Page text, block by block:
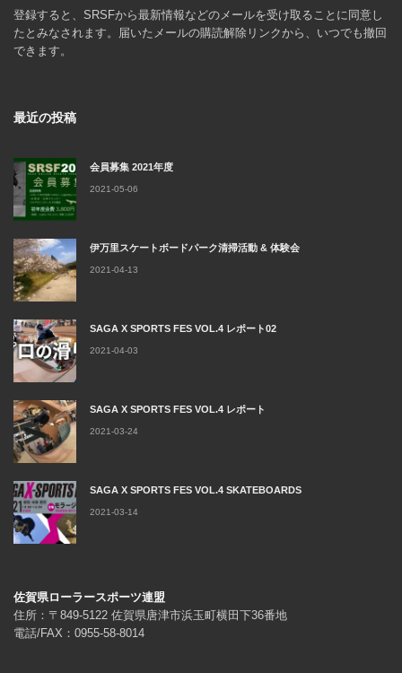
登録すると、SRSFから最新情報などのメールを受け取ることに同意し
たとみなされます。届いたメールの購読解除リンクから、いつでも撤回
できます。
最近の投稿
会員募集 2021年度
2021-05-06
伊万里スケートボードパーク清掃活動 & 体験会
2021-04-13
SAGA X SPORTS FES VOL.4 レポート02
2021-04-03
SAGA X SPORTS FES VOL.4 レポート
2021-03-24
SAGA X SPORTS FES VOL.4 SKATEBOARDS
2021-03-14
佐賀県ローラースポーツ連盟
住所：〒849-5122 佐賀県唐津市浜玉町横田下36番地
電話/FAX：0955-58-8014